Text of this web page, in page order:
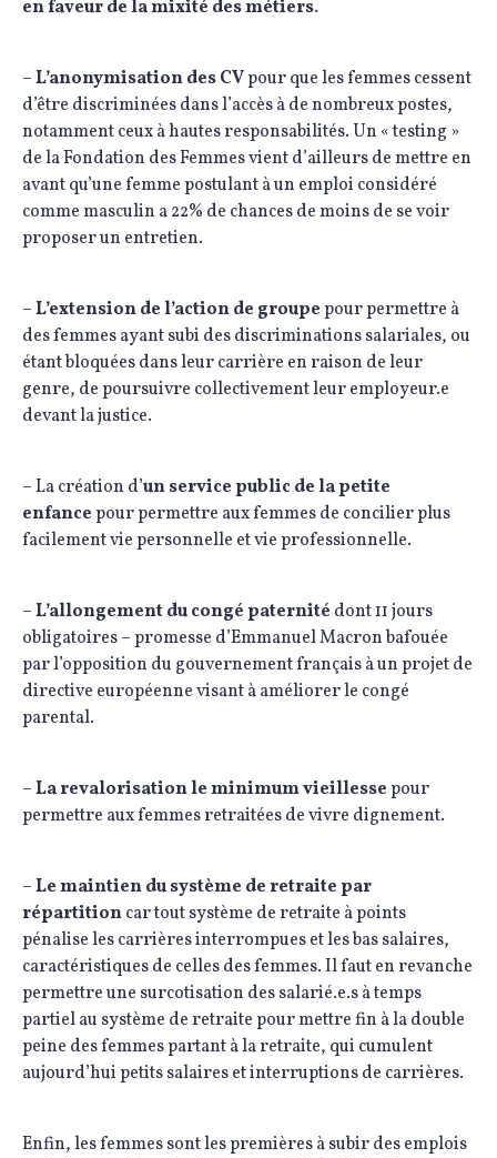
en faveur de la mixité des métiers.
–L’anonymisation des CVpour que les femmes cessent
d’être discriminées dans l’accès à de nombreux postes,
notamment ceux à hautes responsabilités. Un « testing »
de la Fondation des Femmes vient d’ailleurs de mettre en
avant qu’une femme postulant à un emploi considéré
comme masculin a 22% de chances de moins de se voir
proposer un entretien.
–L’extension de l’action de groupepour permettre à
des femmes ayant subi des discriminations salariales, ou
étant bloquées dans leur carrière en raison de leur
genre, de poursuivre collectivement leur employeur.e
devant la justice.
– La création d’un service public de la petite
enfancepour permettre aux femmes de concilier plus
facilement vie personnelle et vie professionnelle.
–L’allongement du congé paternité dont 11 jours
obligatoires – promesse d’Emmanuel Macron bafouée
par l’opposition du gouvernement français à un projet de
directive européenne visant à améliorer le congé
parental.
–La revalorisation le minimum vieillessepour
permettre aux femmes retraitées de vivre dignement.
–Le maintien du système de retraite par
répartitioncar tout système de retraite à points
pénalise les carrières interrompues et les bas salaires,
caractéristiques de celles des femmes. Il faut en revanche
permettre une surcotisation des salarié.e.s à temps
partiel au système de retraite pour mettre fin à la double
peine des femmes partant à la retraite, qui cumulent
aujourd’hui petits salaires et interruptions de carrières.
Enfin, les femmes sont les premières à subir des emplois